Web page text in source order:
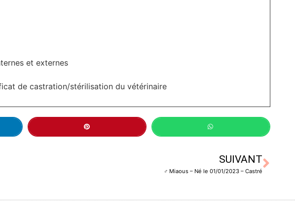
et externes
de castration/stérilisation du vétérinaire
SUIVANT
♂️ Miaous – Né le 01/01/2023 – Castré